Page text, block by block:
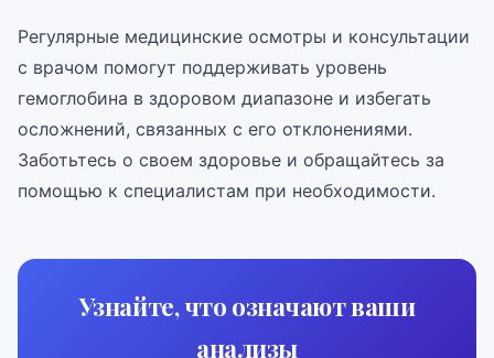
Регулярные медицинские осмотры и консультации
с врачом помогут поддерживать уровень
гемоглобина в здоровом диапазоне и избегать
осложнений, связанных с его отклонениями.
Заботьтесь о своем здоровье и обращайтесь за
помощью к специалистам при необходимости.
Узнайте, что означают ваши
анализы